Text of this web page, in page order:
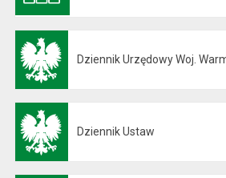
Dziennik Urzędowy Woj.
Dziennik Ustaw